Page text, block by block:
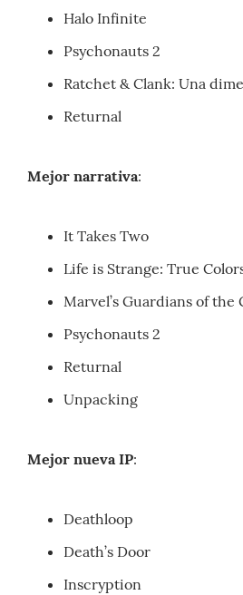
Halo Infinite
Psychonauts 2
Ratchet & Clank: Una
Returnal
Mejor narrativa:
It Takes Two
Life is Strange: True
Marvel’s Guardians of the
Psychonauts 2
Returnal
Unpacking
Mejor nueva IP:
Deathloop
Death’s Door
Inscryption